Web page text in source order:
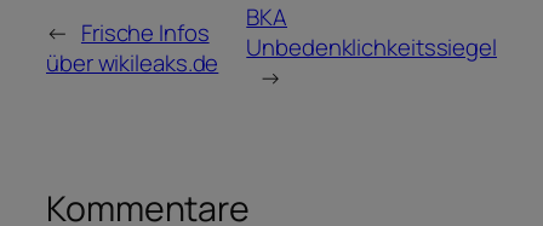
← Frische Infos
über wikileaks.de
BKA
Unbedenklichkeitssiegel
→
Kommentare